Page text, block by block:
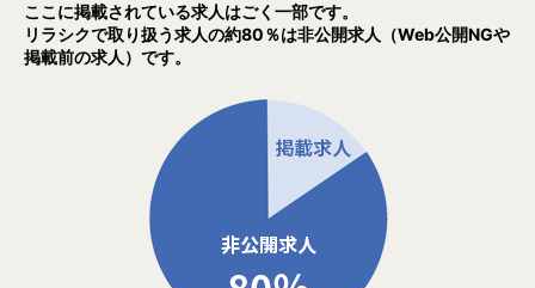
ここに掲載されている求人はごく一部です。
リラシクで取り扱う求人の約80％は非公開求人（Web公開NGや
掲載前の求人）です。